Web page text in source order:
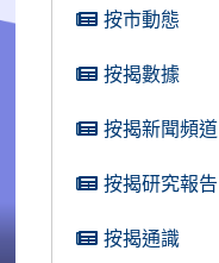
按市動態
按揭數據
按揭新聞頻道
按揭研究報告
按揭通識